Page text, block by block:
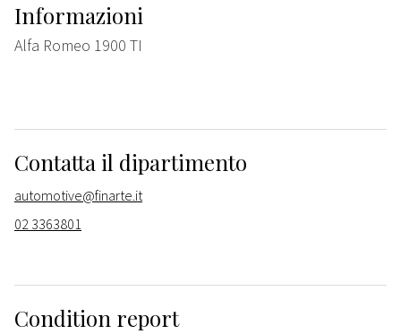
Informazioni
Alfa Romeo 1900 TI
Contatta il dipartimento
automotive@finarte.it
02 3363801
Condition report